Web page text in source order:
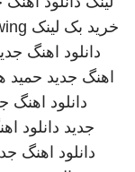
خرید بک لینک
دانلود اهنگ
اهنگ جدید حمید
دانلود اهنگ
جدید دانلود
دانلود اهنگ